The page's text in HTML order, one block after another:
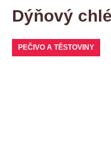
Dýňový
PEČIVO A TĚSTOVINY